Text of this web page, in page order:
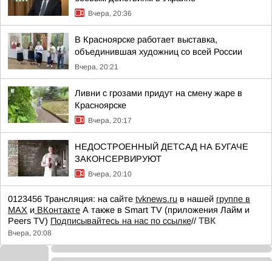
Вчера, 20:36
В Красноярске работает выставка,
объединившая художниц со всей России
Вчера, 20:21
Ливни с грозами придут на смену жаре в
Красноярске
Вчера, 20:17
НЕДОСТРОЕННЫЙ ДЕТСАД НА БУГАЧЕ
ЗАКОНСЕРВИРУЮТ
Вчера, 20:10
0123456 Трансляция: на сайте tvknews.ru в нашей группе в
МАХ и ВКонтакте А также в Smart TV (приложения Лайм и
Peers TV) Подписывайтесь на нас по ссылке// ТВК
Вчера, 20:08